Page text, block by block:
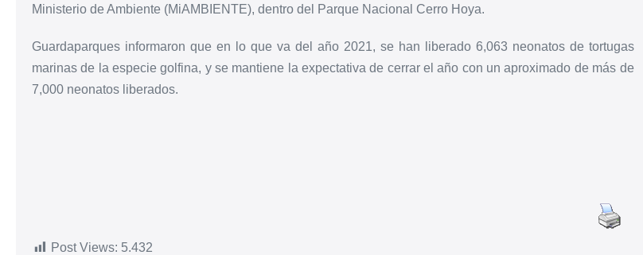
Ministerio de Ambiente (MiAMBIENTE), dentro del Parque Nacional Cerro Hoya.
Guardaparques informaron que en lo que va del año 2021, se han liberado 6,063 neonatos de tortugas
marinas de la especie golfina, y se mantiene la expectativa de cerrar el año con un aproximado de más de
7,000 neonatos liberados.
Post Views: 5.432